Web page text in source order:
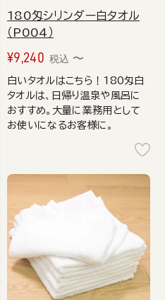
180匁シリンダー白タオル
（P004）
¥9,240 税込 〜
白いタオルはこちら！180匁白
タオルは、日帰り温泉や風呂に
おすすめ。大量に業務用として
お使いになるお客様に。